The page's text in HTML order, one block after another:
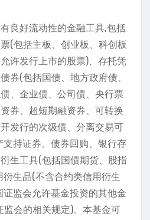
良好流动性的金融工具,包括
(包括主板、创业板、科创板
许发行上市的股票)、存托凭
券(包括国债、地方政府债、
、企业债、公司债、央行票
券、超短期融资券、可转换
发行的次级债、分离交易可
持证券、债券回购、银行存
生工具(包括国债期货、股指
生品(不含合约类信用衍生
监会允许基金投资的其他金
会的相关规定)。本基金可